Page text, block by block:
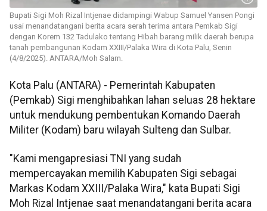
Bupati Sigi Moh Rizal Intjenae didampingi Wabup Samuel Yansen Pongi
usai menandatangani berita acara serah terima antara Pemkab Sigi
dengan Korem 132 Tadulako tentang Hibah barang milik daerah berupa
tanah pembangunan Kodam XXIII/Palaka Wira di Kota Palu, Senin
(4/8/2025). ANTARA/Moh Salam.
Kota Palu (ANTARA) - Pemerintah Kabupaten
(Pemkab) Sigi menghibahkan lahan seluas 28 hektare
untuk mendukung pembentukan Komando Daerah
Militer (Kodam) baru wilayah Sulteng dan Sulbar.
"Kami mengapresiasi TNI yang sudah
mempercayakan memilih Kabupaten Sigi sebagai
Markas Kodam XXIII/Palaka Wira," kata Bupati Sigi
Moh Rizal Intjenae saat menandatangani berita acara